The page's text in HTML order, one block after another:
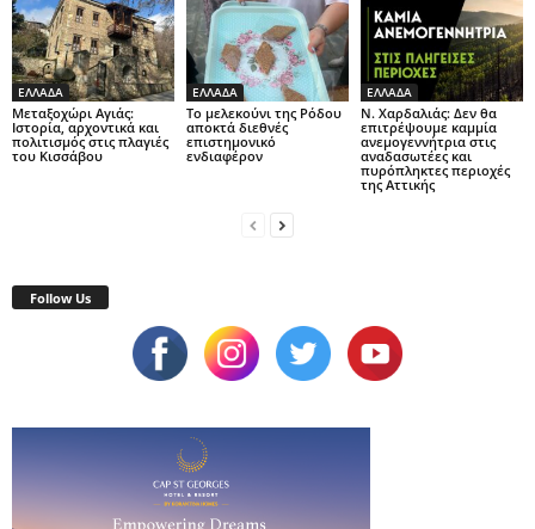
ΕΛΛΑΔΑ
Μεταξοχώρι Αγιάς:
Ιστορία, αρχοντικά και
πολιτισμός στις πλαγιές
του Κισσάβου
ΕΛΛΑΔΑ
Το μελεκούνι της Ρόδου
αποκτά διεθνές
επιστημονικό
ενδιαφέρον
ΕΛΛΑΔΑ
Ν. Χαρδαλιάς: Δεν θα
επιτρέψουμε καμμία
ανεμογεννήτρια στις
αναδασωτέες και
πυρόπληκτες περιοχές
της Αττικής
Follow Us